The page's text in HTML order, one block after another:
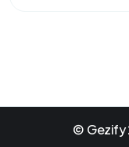
© Gezify